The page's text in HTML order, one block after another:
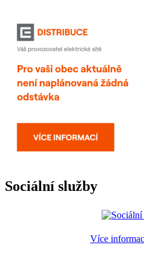
Sociální služby
Více